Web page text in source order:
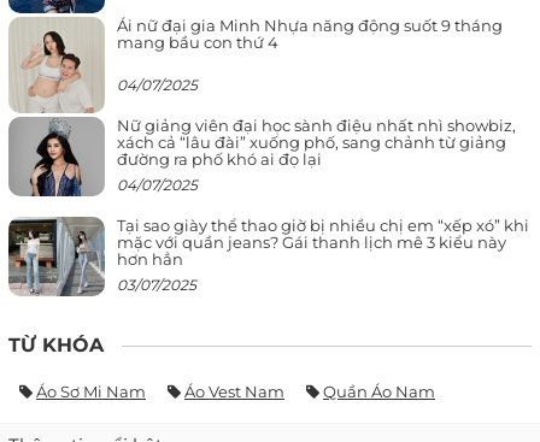
Ái nữ đại gia Minh Nhựa năng động suốt 9 tháng
mang bầu con thứ 4
04/07/2025
Nữ giảng viên đại học sành điệu nhất nhì showbiz,
xách cả “lâu đài” xuống phố, sang chảnh từ giảng
đường ra phố khó ai đọ lại
04/07/2025
Tại sao giày thể thao giờ bị nhiều chị em “xếp xó” khi
mặc với quần jeans? Gái thanh lịch mê 3 kiểu này
hơn hẳn
03/07/2025
TỪ KHÓA
Áo Sơ Mi Nam Áo Vest Nam Quần Áo Nam